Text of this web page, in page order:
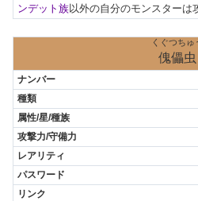
ンデット族以外の自分のモンスターは
くぐつちゅ
傀儡虫